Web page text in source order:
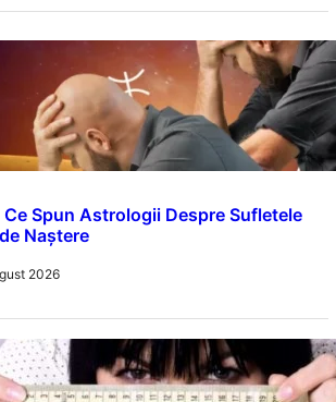
Spun Astrologii Despre Sufletele
Naștere
2026